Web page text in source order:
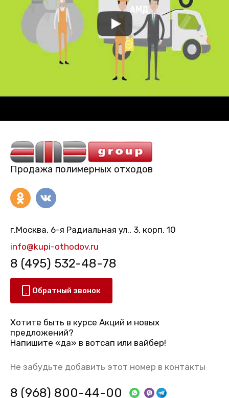
Продажа полимерных отходов
г.Москва, 6-я Радиальная ул., 3, корп. 10
info@kupi-othodov.ru
8 (495) 532-48-78
Обратный звонок
Хотите быть в курсе Акций и новых
предложений?
Напишите «да» в вотсап или вайбер!
Не забудьте добавить этот номер в контакты
8 (968) 800-44-00